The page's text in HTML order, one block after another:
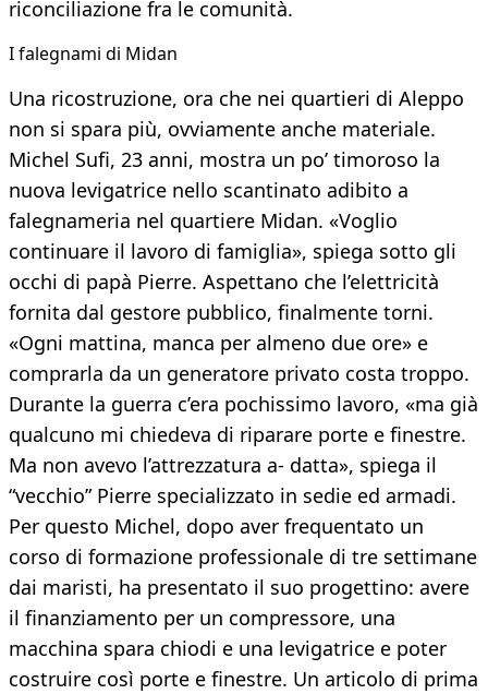
riconciliazione fra le comunità.
I falegnami di Midan
Una ricostruzione, ora che nei quartieri di Aleppo
non si spara più, ovviamente anche materiale.
Michel Sufi, 23 anni, mostra un po’ timoroso la
nuova levigatrice nello scantinato adibito a
falegnameria nel quartiere Midan. «Voglio
continuare il lavoro di famiglia», spiega sotto gli
occhi di papà Pierre. Aspettano che l’elettricità
fornita dal gestore pubblico, finalmente torni.
«Ogni mattina, manca per almeno due ore» e
comprarla da un generatore privato costa troppo.
Durante la guerra c’era pochissimo lavoro, «ma già
qualcuno mi chiedeva di riparare porte e finestre.
Ma non avevo l’attrezzatura a- datta», spiega il
“vecchio” Pierre specializzato in sedie ed armadi.
Per questo Michel, dopo aver frequentato un
corso di formazione professionale di tre settimane
dai maristi, ha presentato il suo progettino: avere
il finanziamento per un compressore, una
macchina spara chiodi e una levigatrice e poter
costruire così porte e finestre. Un articolo di prima